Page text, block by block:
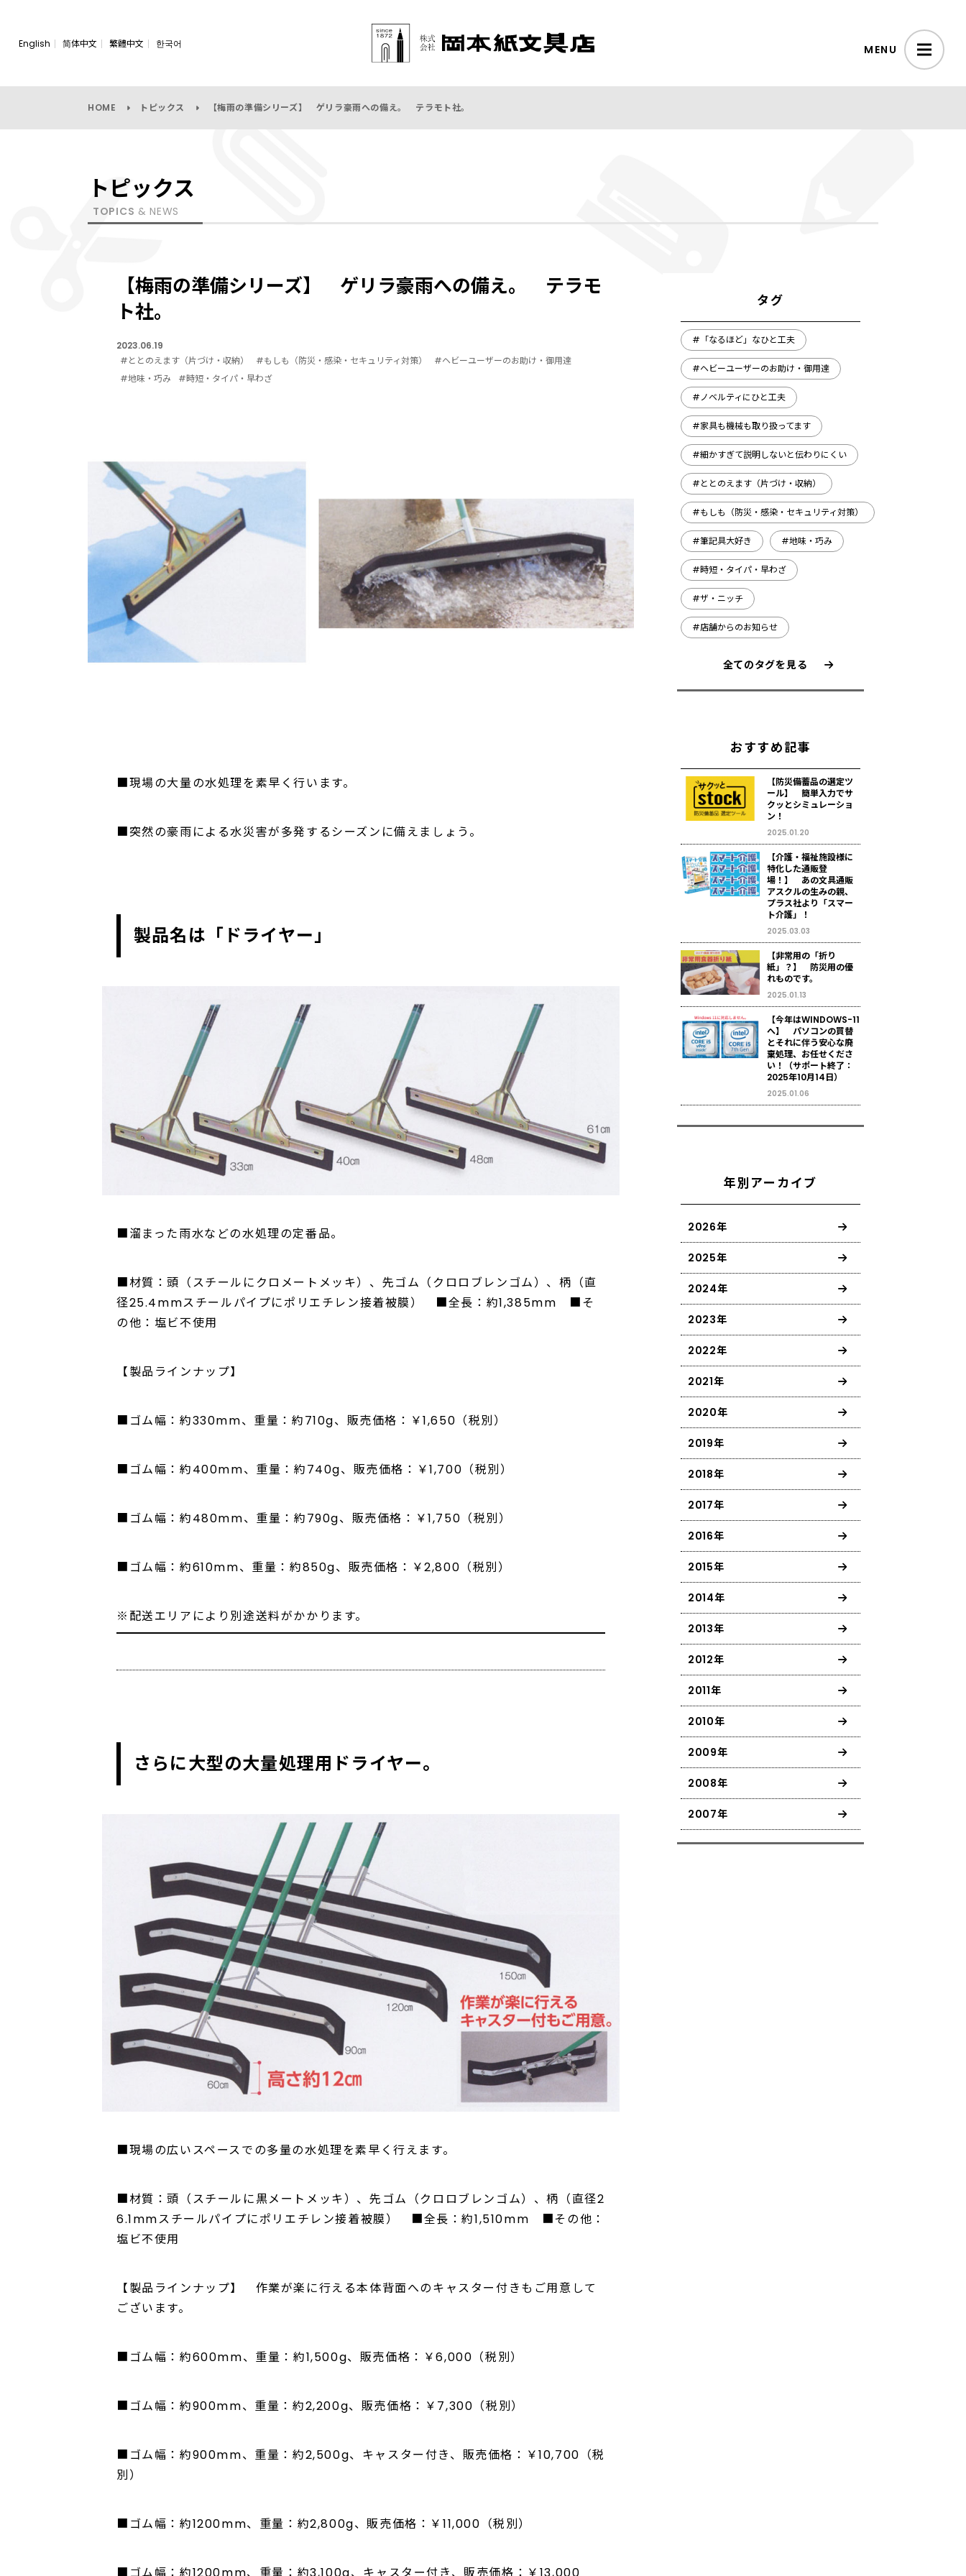
English 简体中文 繁體中文 한국어 MENU
HOME トピックス 【梅雨の準備シリーズ】 ゲリラ豪雨への備え。 テラモト社。
トピックス
TOPICS & NEWS
【梅雨の準備シリーズ】 ゲリラ豪雨への備え。 テラモ
ト社。
2023.06.19
#ととのえます（片づけ・収納）
#もしも（防災・感染・セキュリティ対策）
#ヘビーユーザーのお助け・御用達
#地味・巧み
#時短・タイパ・早わざ
■現場の大量の水処理を素早く行います。
■突然の豪雨による水災害が多発するシーズンに備えましょう。
製品名は「ドライヤー」
■溜まった雨水などの水処理の定番品。
■材質：頭（スチールにクロメートメッキ）、先ゴム（クロロブレンゴム）、柄（直
径25.4mmスチールパイプにポリエチレン接着被膜） ■全長：約1,385mm ■そ
の他：塩ビ不使用
【製品ラインナップ】
■ゴム幅：約330mm、重量：約710g、販売価格：￥1,650（税別）
■ゴム幅：約400mm、重量：約740g、販売価格：￥1,700（税別）
■ゴム幅：約480mm、重量：約790g、販売価格：￥1,750（税別）
■ゴム幅：約610mm、重量：約850g、販売価格：￥2,800（税別）
※配送エリアにより別途送料がかかります。
さらに大型の大量処理用ドライヤー。
■現場の広いスペースでの多量の水処理を素早く行えます。
■材質：頭（スチールに黒メートメッキ）、先ゴム（クロロブレンゴム）、柄（直径2
6.1mmスチールパイプにポリエチレン接着被膜） ■全長：約1,510mm ■その他：
塩ビ不使用
【製品ラインナップ】 作業が楽に行える本体背面へのキャスター付きもご用意して
ございます。
■ゴム幅：約600mm、重量：約1,500g、販売価格：￥6,000（税別）
■ゴム幅：約900mm、重量：約2,200g、販売価格：￥7,300（税別）
■ゴム幅：約900mm、重量：約2,500g、キャスター付き、販売価格：￥10,700（税
別）
■ゴム幅：約1200mm、重量：約2,800g、販売価格：￥11,000（税別）
■ゴム幅：約1200mm、重量：約3,100g、キャスター付き、販売価格：￥13,000
タグ
#「なるほど」なひと工夫
#ヘビーユーザーのお助け・御用達
#ノベルティにひと工夫
#家具も機械も取り扱ってます
#細かすぎて説明しないと伝わりにくい
#ととのえます（片づけ・収納）
#もしも（防災・感染・セキュリティ対策）
#筆記具大好き #地味・巧み
#時短・タイパ・早わざ
#ザ・ニッチ
#店舗からのお知らせ
全てのタグを見る
おすすめ記事
【防災備蓄品の選定ツ
ール】 簡単入力でサ
クッとシミュレーショ
ン！
2025.01.20
【介護・福祉施設様に
特化した通販登
場！】 あの文具通販
アスクルの生みの親、
プラス社より「スマー
ト介護」！
2025.03.03
【非常用の「折り
紙」？】 防災用の優
れものです。
2025.01.13
【今年はWINDOWS-11
へ】 パソコンの買替
とそれに伴う安心な廃
棄処理、お任せくださ
い！（サポート終了：
2025年10月14日）
2025.01.06
年別アーカイブ
2026年
2025年
2024年
2023年
2022年
2021年
2020年
2019年
2018年
2017年
2016年
2015年
2014年
2013年
2012年
2011年
2010年
2009年
2008年
2007年